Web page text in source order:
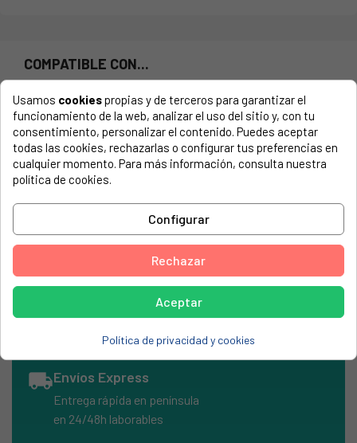
COMPATIBLE CON...
El número de modelo lo encontrarás en la etiqueta de tu
electrodoméstico. Suele estar formado por números y
letras.
Valvula completa Fagor, splendid, año 1998, 4-6-7 litros
FAGOR, ESPLENDID
FAGOR, SPLENDID
local_shippingEnvíos Express
Entrega rápida en península
en 24/48h laborables
Usamos cookiespropias y de terceros para garantizar el
funcionamiento de la web, analizar el uso del sitio y, con tu
consentimiento, personalizar el contenido. Puedes aceptar
todas las cookies, rechazarlas o configurar tus preferencias en
cualquier momento. Para más información, consulta nuestra
política de cookies.
Configurar
Rechazar
Aceptar
Política de privacidad y cookies